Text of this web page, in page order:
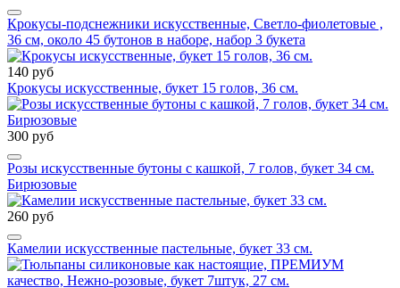
Крокусы-подснежники искусственные, Светло-фиолетовые ,
36 см, около 45 бутонов в наборе, набор 3 букета
140 руб
Крокусы искусственные, букет 15 голов, 36 см.
300 руб
Розы искусственные бутоны с кашкой, 7 голов, букет 34 см.
Бирюзовые
260 руб
Камелии искусственные пастельные, букет 33 см.